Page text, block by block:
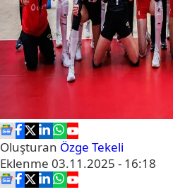
Oluşturan Özge Tekeli
Eklenme 03.11.2025 - 16:18